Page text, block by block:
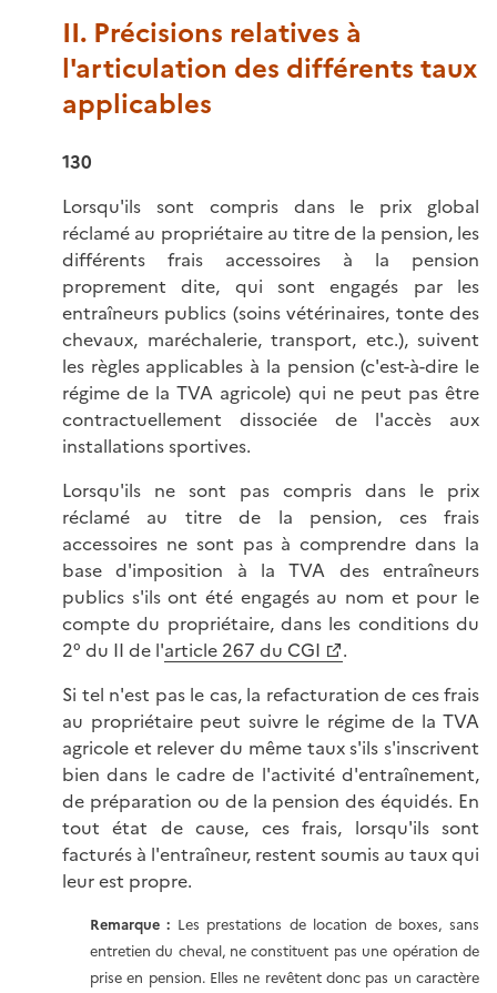
II. Précisions relatives à
l'articulation des différents taux
applicables
130
Lorsqu'ils sont compris dans le prix global
réclamé au propriétaire au titre de la pension, les
différents frais accessoires à la pension
proprement dite, qui sont engagés par les
entraîneurs publics (soins vétérinaires, tonte des
chevaux, maréchalerie, transport, etc.), suivent
les règles applicables à la pension (c'est-à-dire le
régime de la TVA agricole) qui ne peut pas être
contractuellement dissociée de l'accès aux
installations sportives.
Lorsqu'ils ne sont pas compris dans le prix
réclamé au titre de la pension, ces frais
accessoires ne sont pas à comprendre dans la
base d'imposition à la TVA des entraîneurs
publics s'ils ont été engagés au nom et pour le
compte du propriétaire, dans les conditions du
2° du II de l'article 267 du CGI
.
Si tel n'est pas le cas, la refacturation de ces frais
au propriétaire peut suivre le régime de la TVA
agricole et relever du même taux s'ils s'inscrivent
bien dans le cadre de l'activité d'entraînement,
de préparation ou de la pension des équidés. En
tout état de cause, ces frais, lorsqu'ils sont
facturés à l'entraîneur, restent soumis au taux qui
leur est propre.
Remarque : Les prestations de location de boxes, sans
entretien du cheval, ne constituent pas une opération de
prise en pension. Elles ne revêtent donc pas un caractère